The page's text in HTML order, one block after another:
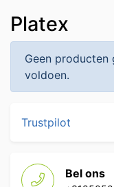
Platex
Geen producten
voldoen.
Trustpilot
Bel ons